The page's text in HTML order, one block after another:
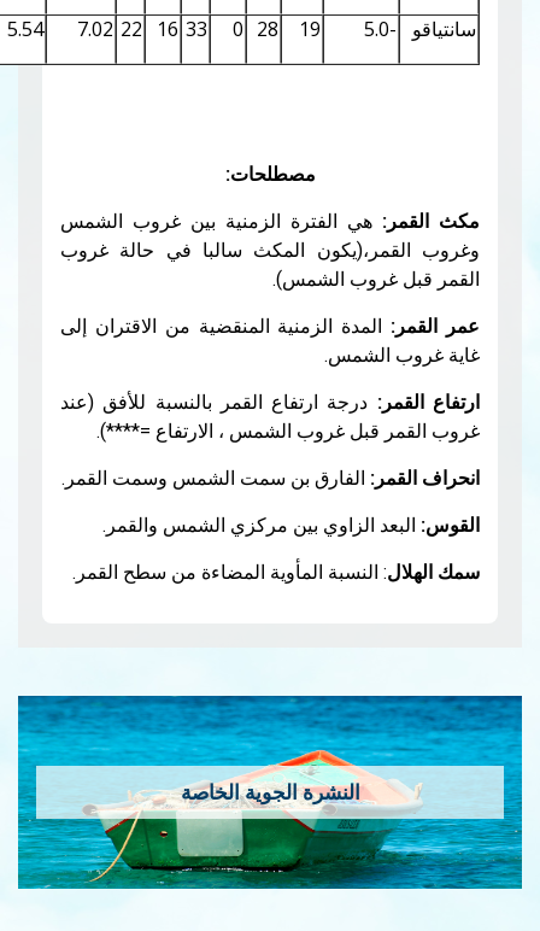
19
28
0
16
22
7.02
5.54
10.43
0.83
هي الفترة الزمنية بين غروب الشمس
المكث سالبا في حالة غروب
الشمس).
الزمنية المنقضية من الاقتران إلى
الشمس.
درجة ارتفاع القمر بالنسبة للأفق (عند
قبل غروب الشمس ، الارتفاع =****).
الفارق بن سمت الشمس وسمت القمر.
الزاوي بين مركزي الشمس والقمر.
: النسبة المأوية المضاءة من سطح القمر.
النشرة الجوية الخاصة